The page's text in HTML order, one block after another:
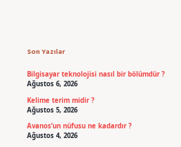
Son Yazılar
Bilgisayar teknolojisi nasıl bir bölümdür ?
Ağustos 6, 2026
Kelime terim midir ?
Ağustos 5, 2026
Avanos’un nüfusu ne kadardır ?
Ağustos 4, 2026